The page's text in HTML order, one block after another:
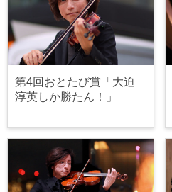
第4回おとたび賞「大迫
淳英しか勝たん！」